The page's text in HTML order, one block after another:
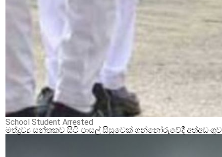
School Student Arrested
මත්ද්‍රව්‍ය සන්තකව සිටි පාසල් සිසුවෙක් ගන්නෝරුවේදී